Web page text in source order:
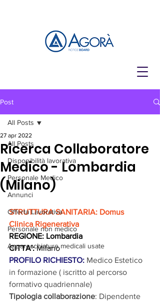
Post
All Posts
Disponibilità lavorativa
Personale Medico
Annunci
Offerta Lavorativa
Personale non medico
Apparecchiature medicali usate
All Posts
Ricerca Collaboratore
Medico - Lombardia
(Milano)
27 apr 2022
STRUTTURA SANITARIA: Domus
Clinica Rigenerativa
REGIONE: Lombardia
CITTA': Milano
PROFILO RICHIESTO: Medico Estetico
in formazione ( iscritto al percorso
formativo quadriennale)
Tipologia collaborazione: Dipendente